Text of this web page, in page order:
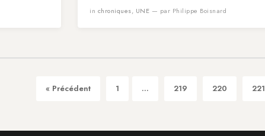
in chroniques, UNE — par Philippe Boisnard
« Précédent 1 ... 219 220 221